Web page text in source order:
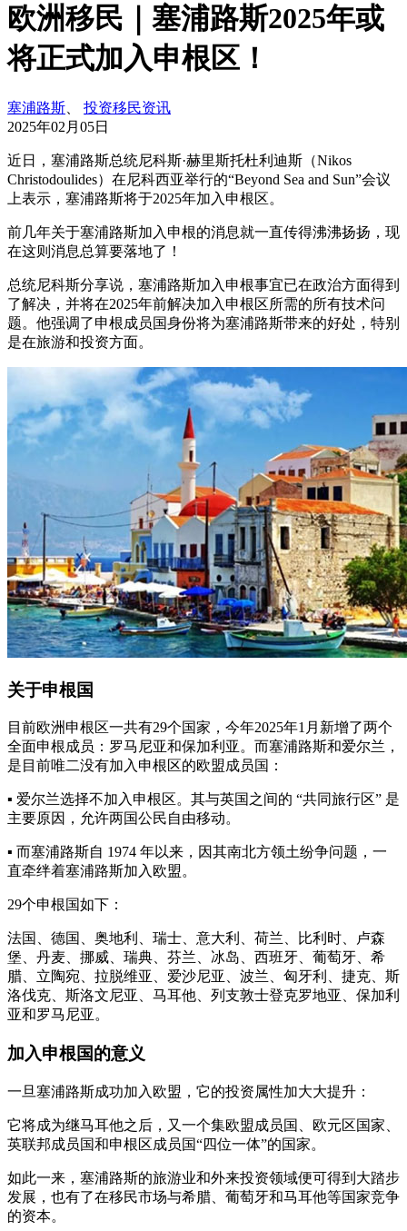
欧洲移民｜塞浦路斯2025年或
将正式加入申根区！
塞浦路斯
投资移民资讯
2025年02月05日
近日，塞浦路斯总统尼科斯·赫里斯托杜利迪斯（Nikos
Christodoulides）在尼科西亚举行的“Beyond Sea and Sun”会议
上表示，塞浦路斯将于2025年加入申根区。
前几年关于塞浦路斯加入申根的消息就一直传得沸沸扬扬，现
在这则消息总算要落地了！
总统尼科斯分享说，塞浦路斯加入申根事宜已在政治方面得到
了解决，并将在2025年前解决加入申根区所需的所有技术问
题。他强调了申根成员国身份将为塞浦路斯带来的好处，特别
是在旅游和投资方面。
关于申根国
目前欧洲申根区一共有29个国家，今年2025年1月新增了两个
全面申根成员：罗马尼亚和保加利亚。而塞浦路斯和爱尔兰，
是目前唯二没有加入申根区的欧盟成员国：
▪️ 爱尔兰选择不加入申根区。其与英国之间的 “共同旅行区” 是
主要原因，允许两国公民自由移动。
▪️ 而塞浦路斯自 1974 年以来，因其南北方领土纷争问题，一
直牵绊着塞浦路斯加入欧盟。
29个申根国如下：
法国、德国、奥地利、瑞士、意大利、荷兰、比利时、卢森
堡、丹麦、挪威、瑞典、芬兰、冰岛、西班牙、葡萄牙、希
腊、立陶宛、拉脱维亚、爱沙尼亚、波兰、匈牙利、捷克、斯
洛伐克、斯洛文尼亚、马耳他、列支敦士登克罗地亚、保加利
亚和罗马尼亚。
加入申根国的意义
一旦塞浦路斯成功加入欧盟，它的投资属性加大大提升：
它将成为继马耳他之后，又一个集欧盟成员国、欧元区国家、
英联邦成员国和申根区成员国“四位一体”的国家。
如此一来，塞浦路斯的旅游业和外来投资领域便可得到大踏步
发展，也有了在移民市场与希腊、葡萄牙和马耳他等国家竞争
的资本。